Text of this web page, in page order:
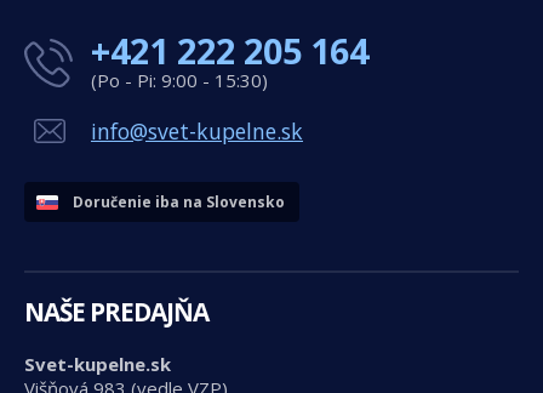
+421 222 205 164
(Po - Pi: 9:00 - 15:30)
info@svet-kupelne.sk
Doručenie iba na Slovensko
NAŠE PREDAJŇA
Svet-kupelne.sk
Višňová 983 (vedle VZP)